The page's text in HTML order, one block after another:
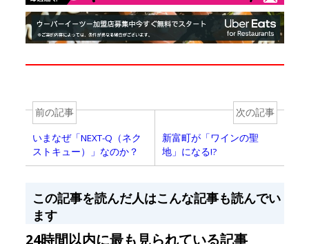
前の記事
いまなぜ「NEXT-Q（ネク
ストキュー）」なのか？
次の記事
新富町が「ワインの聖
地」になる!?
この記事を読んだ人はこんな記事も読んでい
ます
24時間以内に最も見られている記事